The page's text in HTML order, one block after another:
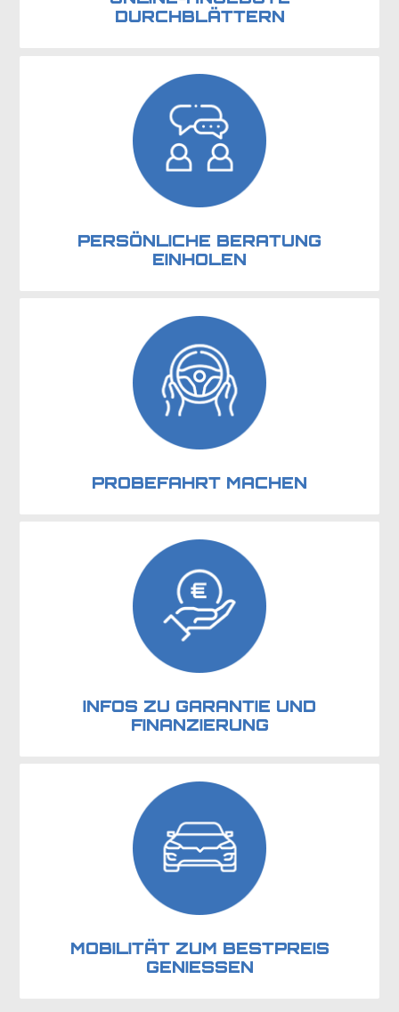
DURCHBLÄTTERN
PERSÖNLICHE BERATUNG
EINHOLEN
PROBEFAHRT MACHEN
INFOS ZU GARANTIE UND
FINANZIERUNG
MOBILITÄT ZUM BESTPREIS
GENIESSEN